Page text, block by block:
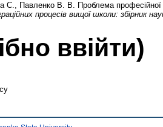
С., Павленко В. В. Проблема
процесів вищої школи: збірник
ввійти)